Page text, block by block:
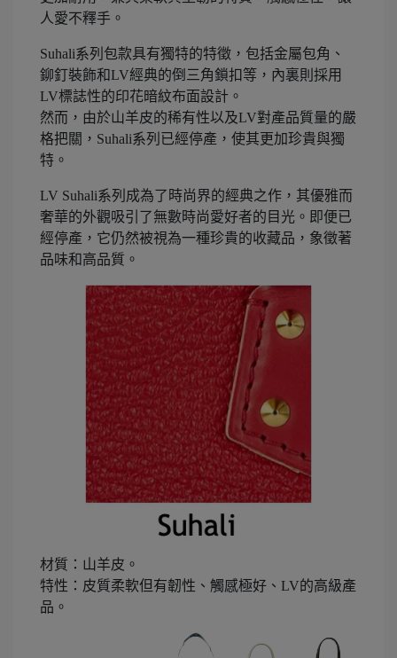
人愛不釋手。
Suhali系列包款具有獨特的特徵，包括金屬包角、
鉚釘裝飾和LV經典的倒三角鎖扣等，內裏則採用
LV標誌性的印花暗紋布面設計。
然而，由於山羊皮的稀有性以及LV對產品質量的嚴
格把關，Suhali系列已經停產，使其更加珍貴與獨
特。
LV Suhali系列成為了時尚界的經典之作，其優雅而
奢華的外觀吸引了無數時尚愛好者的目光。即便已
經停產，它仍然被視為一種珍貴的收藏品，象徵著
品味和高品質。
材質：山羊皮。
特性：皮質柔軟但有韌性、觸感極好、LV的高級產
品。